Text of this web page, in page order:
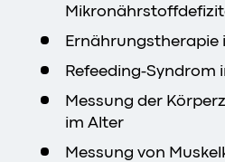
Ernährungstherapie
Refeeding-Syndrom
Messung der
im Alter
Messung von